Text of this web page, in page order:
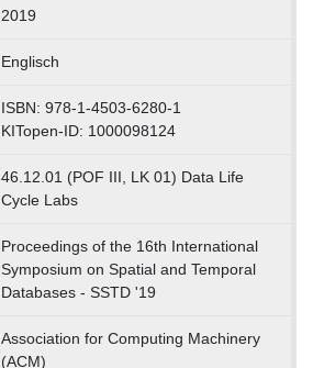
2019
Englisch
ISBN: 978-1-4503-6280-1
KITopen-ID: 1000098124
46.12.01 (POF III, LK 01) Data Life
Cycle Labs
Proceedings of the 16th International
Symposium on Spatial and Temporal
Databases - SSTD '19
Association for Computing Machinery
(ACM)